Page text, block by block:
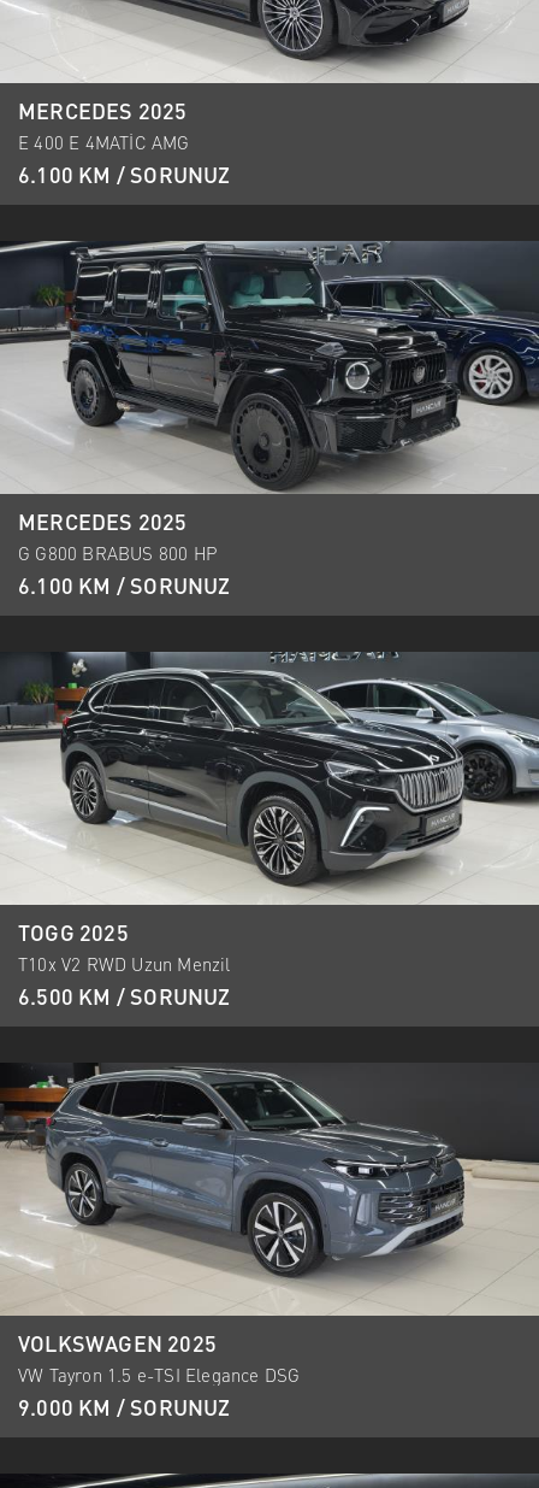
MERCEDES 2025
E 400 E 4MATİC AMG
6.100 KM / SORUNUZ
MERCEDES 2025
G G800 BRABUS 800 HP
6.100 KM / SORUNUZ
TOGG 2025
T10x V2 RWD Uzun Menzil
6.500 KM / SORUNUZ
VOLKSWAGEN 2025
VW Tayron 1.5 e-TSI Elegance DSG
9.000 KM / SORUNUZ